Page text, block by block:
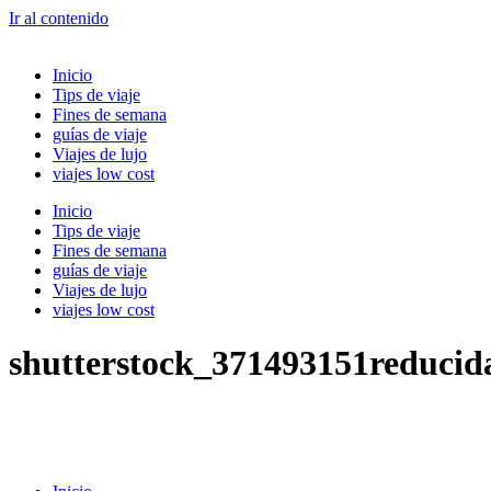
Ir al contenido
Inicio
Tips de viaje
Fines de semana
guías de viaje
Viajes de lujo
viajes low cost
Inicio
Tips de viaje
Fines de semana
guías de viaje
Viajes de lujo
viajes low cost